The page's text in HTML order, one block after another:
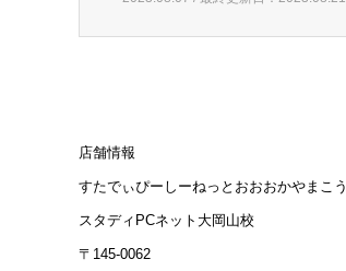
店舗情報
すたでぃぴーしーねっとおおおかやまこう
スタディPCネット大岡山校
〒145-0062